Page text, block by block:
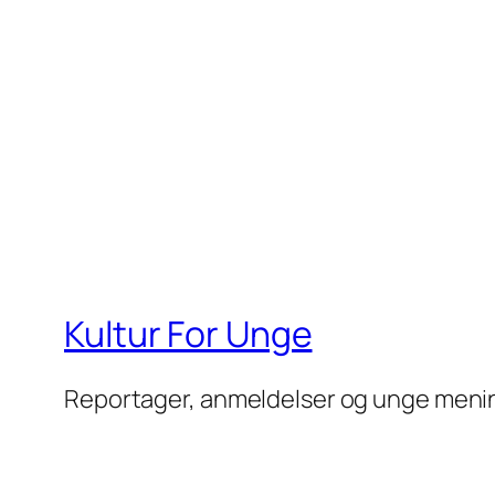
Kultur For Unge
Reportager, anmeldelser og unge